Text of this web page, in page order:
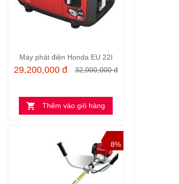
Máy phát điện Honda EU 22I
29,200,000 đ 32,000,000 đ
Thêm vào giỏ hàng
8%